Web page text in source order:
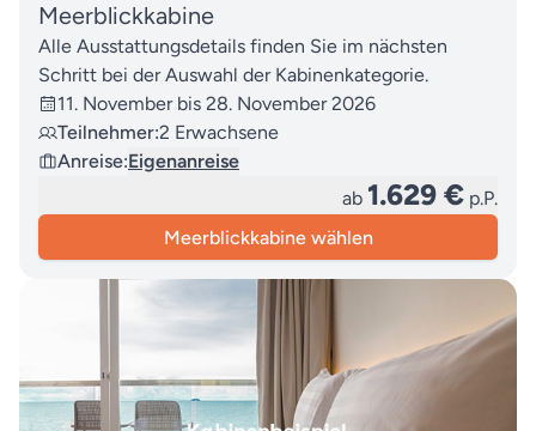
Meerblickkabine
Alle Ausstattungsdetails finden Sie im nächsten
Schritt bei der Auswahl der Kabinenkategorie.
11. November bis 28. November 2026
Teilnehmer:2 Erwachsene
Anreise:Eigenanreise
ab 1.629 € p.P.
Meerblickkabine wählen